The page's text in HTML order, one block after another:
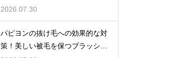
2026.07.30
パピヨンの抜け毛への効果的な対
策！美しい被毛を保つブラッシン